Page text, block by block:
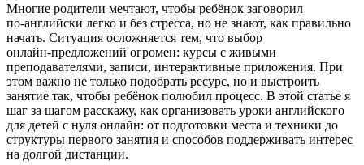
Многие родители мечтают, чтобы ребёнок заговорил
по‑английски легко и без стресса, но не знают, как правильно
начать. Ситуация осложняется тем, что выбор
онлайн‑предложений огромен: курсы с живыми
преподавателями, записи, интерактивные приложения. При
этом важно не только подобрать ресурс, но и выстроить
занятие так, чтобы ребёнок полюбил процесс. В этой статье я
шаг за шагом расскажу, как организовать уроки английского
для детей с нуля онлайн: от подготовки места и техники до
структуры первого занятия и способов поддерживать интерес
на долгой дистанции.